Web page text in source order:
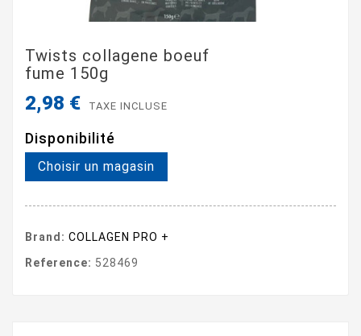
Twists collagene boeuf
fume 150g
2,98 € TAXE INCLUSE
Disponibilité
Choisir un magasin
Brand: COLLAGEN PRO +
Reference: 528469